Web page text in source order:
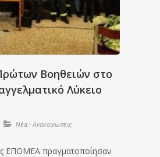
Βοηθειών στο
Λύκειο
Νέα - Ανακοινώσεις
ΕΠΟΜΕΑ πραγματοποίησαν